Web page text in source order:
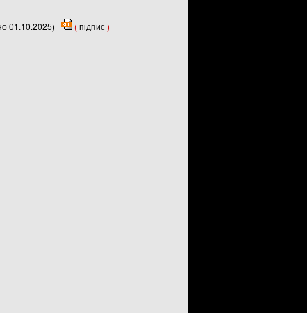
01.10.2025)
(підпис)